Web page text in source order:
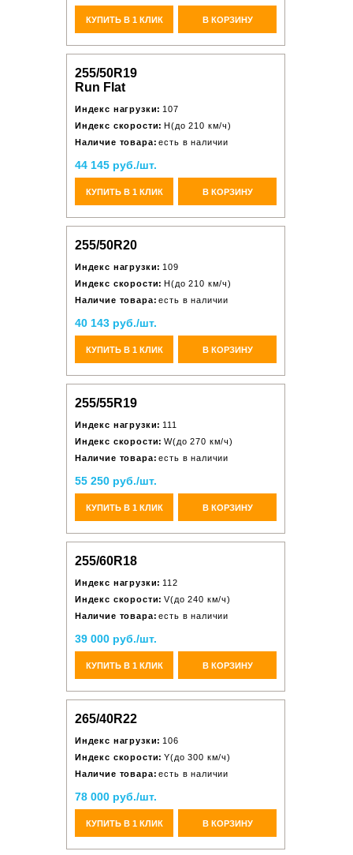
КУПИТЬ В 1 КЛИК В КОРЗИНУ
255/50R19
Run Flat
Индекс нагрузки: 107
Индекс скорости: H(до 210 км/ч)
Наличие товара: есть в наличии
44 145 руб./шт.
КУПИТЬ В 1 КЛИК В КОРЗИНУ
255/50R20
Индекс нагрузки: 109
Индекс скорости: H(до 210 км/ч)
Наличие товара: есть в наличии
40 143 руб./шт.
КУПИТЬ В 1 КЛИК В КОРЗИНУ
255/55R19
Индекс нагрузки: 111
Индекс скорости: W(до 270 км/ч)
Наличие товара: есть в наличии
55 250 руб./шт.
КУПИТЬ В 1 КЛИК В КОРЗИНУ
255/60R18
Индекс нагрузки: 112
Индекс скорости: V(до 240 км/ч)
Наличие товара: есть в наличии
39 000 руб./шт.
КУПИТЬ В 1 КЛИК В КОРЗИНУ
265/40R22
Индекс нагрузки: 106
Индекс скорости: Y(до 300 км/ч)
Наличие товара: есть в наличии
78 000 руб./шт.
КУПИТЬ В 1 КЛИК В КОРЗИНУ